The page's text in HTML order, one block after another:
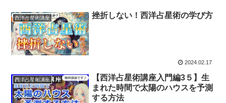
西洋占星術講座 挫折しない！西洋占星術の学び方
2024.02.17
西洋占星術講座
【西洋占星術講座入門編3５】生
まれた時間で太陽のハウスを予測
する方法